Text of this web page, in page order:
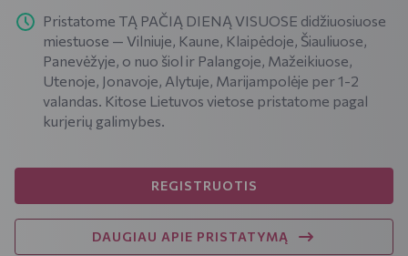
Pristatome TĄ PAČIĄ DIENĄ VISUOSE didžiuosiuose
miestuose — Vilniuje, Kaune, Klaipėdoje, Šiauliuose,
Panevėžyje, o nuo šiol ir Palangoje, Mažeikiuose,
Utenoje, Jonavoje, Alytuje, Marijampolėje per 1-2
valandas. Kitose Lietuvos vietose pristatome pagal
kurjerių galimybes.
REGISTRUOTIS
DAUGIAU APIE PRISTATYMĄ